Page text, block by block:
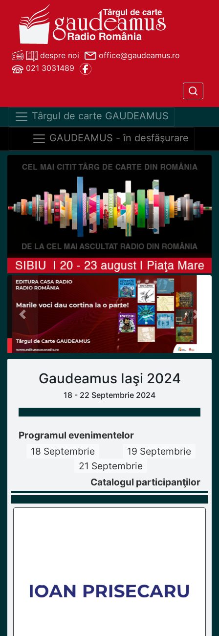
despre noi
office@gaudeamus.ro
021 3031489
Târgul de carte GAUDEAMUS
GAUDEAMUS - în desfăşurare
Previous Next
Gaudeamus Iaşi 2024
18 - 22 Septembrie 2024
Programul evenimentelor
18 Septembrie
19 Septembrie
21 Septembrie
Catalogul participanţilor